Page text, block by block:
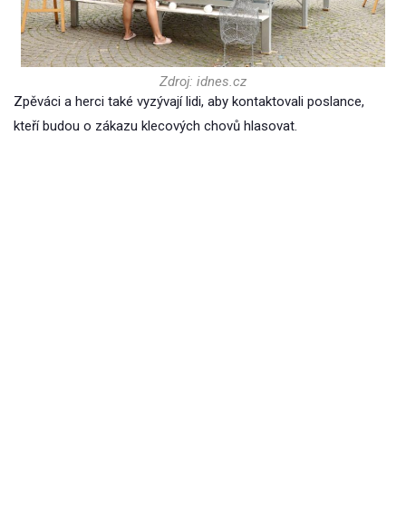
Zdroj: idnes.cz
Zpěváci a herci také vyzývají lidi, aby kontaktovali poslance,
kteří budou o zákazu klecových chovů hlasovat.